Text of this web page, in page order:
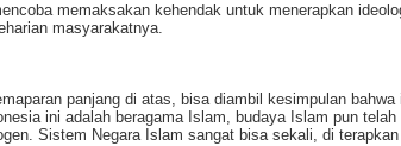
memaksakan kehendak untuk menerapkan
masyarakatnya.
panjang di atas, bisa diambil kesimpulan
ini adalah beragama Islam, budaya Islam pun
Sistem Negara Islam sangat bisa sekali, di